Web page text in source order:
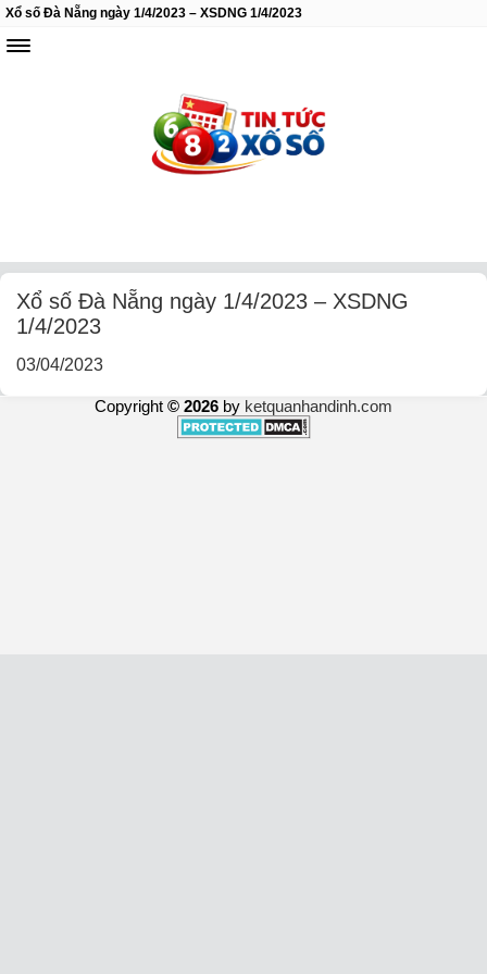
Xổ số Đà Nẵng ngày 1/4/2023 – XSDNG 1/4/2023
Xổ số Đà Nẵng ngày 1/4/2023 – XSDNG
1/4/2023
03/04/2023
Copyright © 2026 by ketquanhandinh.com